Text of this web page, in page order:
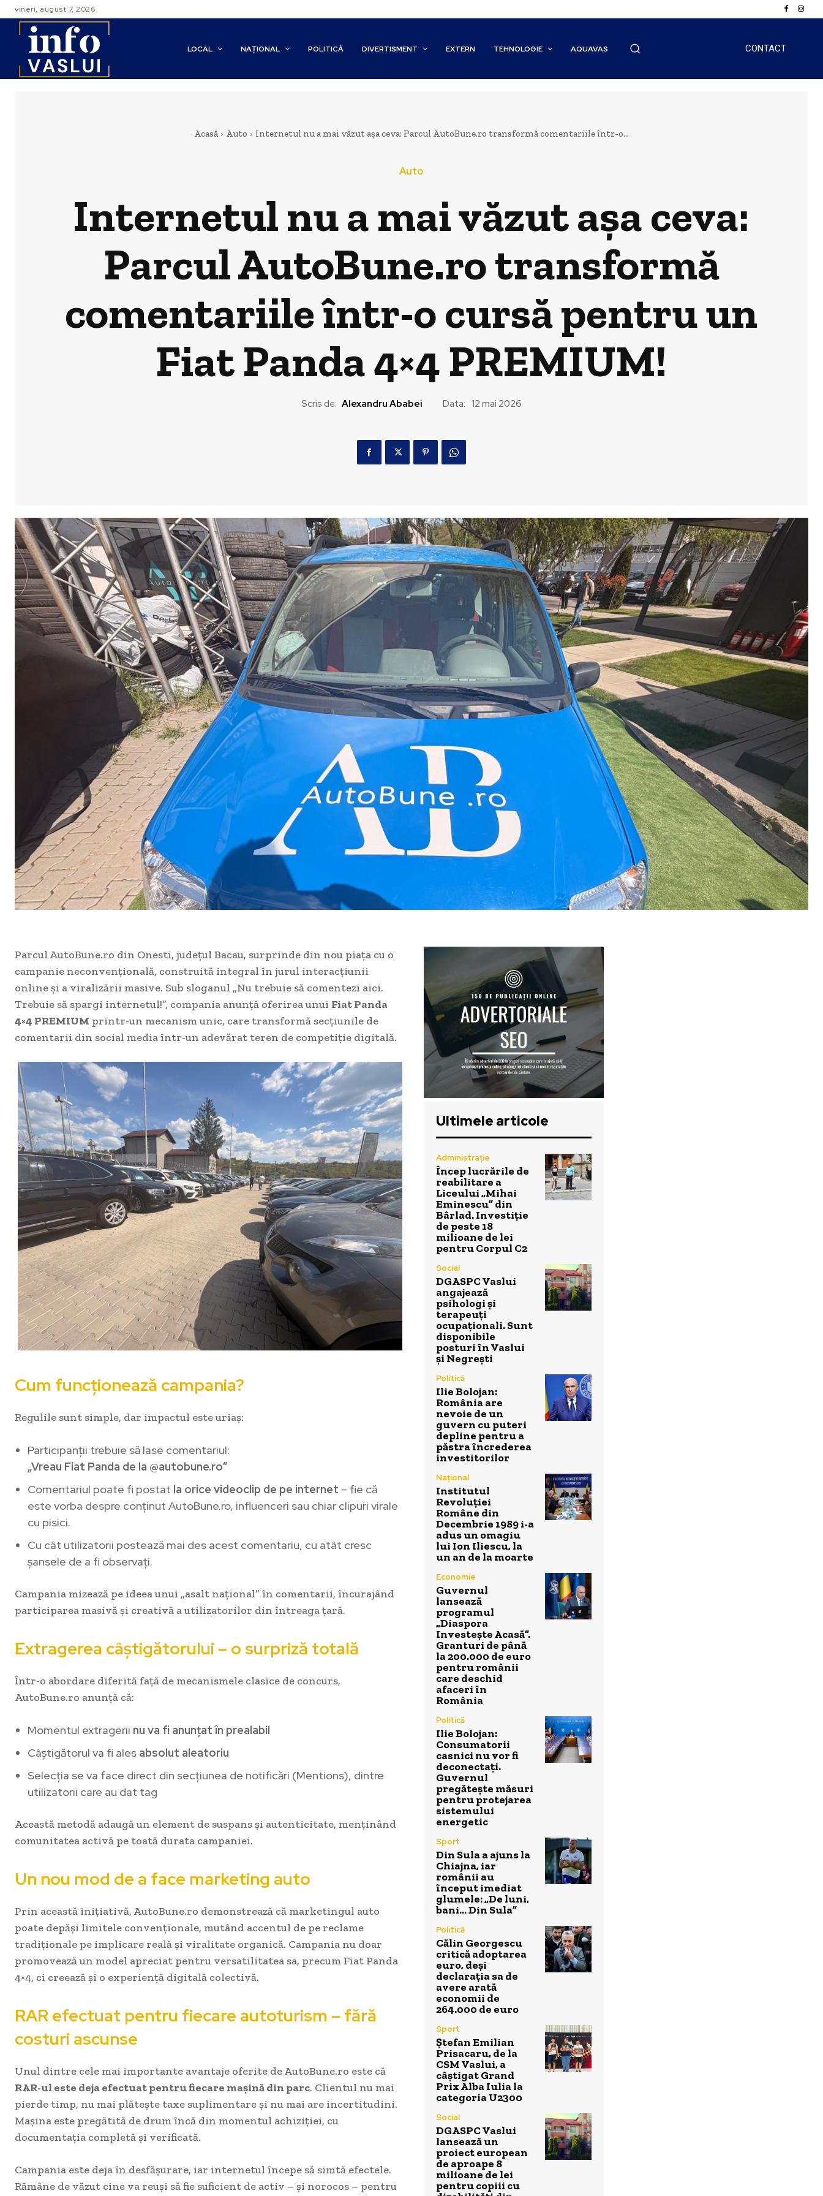
vineri, august 7, 2026
LOCAL NAȚIONAL POLITICĂ DIVERTISMENT EXTERN TEHNOLOGIE AQUAVAS CONTACT
Acasă Auto Internetul nu a mai văzut așa ceva: Parcul AutoBune.ro transformă comentariile într-o...
Auto
Internetul nu a mai văzut așa ceva:
Parcul AutoBune.ro transformă
comentariile într-o cursă pentru un
Fiat Panda 4×4 PREMIUM!
Scris de: Alexandru Ababei Data: 12 mai 2026
Parcul AutoBune.ro din Onesti, județul Bacau, surprinde din nou piața cu o
campanie neconvențională, construită integral în jurul interacțiunii
online și a viralizării masive. Sub sloganul „Nu trebuie să comentezi aici.
Trebuie să spargi internetul!”, compania anunță oferirea unui Fiat Panda
4×4 PREMIUM printr-un mecanism unic, care transformă secțiunile de
comentarii din social media într-un adevărat teren de competiție digitală.
Cum funcționează campania?
Regulile sunt simple, dar impactul este uriaș:
Participanții trebuie să lase comentariul:
„Vreau Fiat Panda de la @autobune.ro”
Comentariul poate fi postat la orice videoclip de pe internet – fie că
este vorba despre conținut AutoBune.ro, influenceri sau chiar clipuri virale
cu pisici.
Cu cât utilizatorii postează mai des acest comentariu, cu atât cresc
șansele de a fi observați.
Campania mizează pe ideea unui „asalt național” în comentarii, încurajând
participarea masivă și creativă a utilizatorilor din întreaga țară.
Extragerea câștigătorului – o surpriză totală
Într-o abordare diferită față de mecanismele clasice de concurs,
AutoBune.ro anunță că:
Momentul extragerii nu va fi anunțat în prealabil
Câștigătorul va fi ales absolut aleatoriu
Selecția se va face direct din secțiunea de notificări (Mentions), dintre
utilizatorii care au dat tag
Această metodă adaugă un element de suspans și autenticitate, menținând
comunitatea activă pe toată durata campaniei.
Un nou mod de a face marketing auto
Prin această inițiativă, AutoBune.ro demonstrează că marketingul auto
poate depăși limitele convenționale, mutând accentul de pe reclame
tradiționale pe implicare reală și viralitate organică. Campania nu doar
promovează un model apreciat pentru versatilitatea sa, precum Fiat Panda
4×4, ci creează și o experiență digitală colectivă.
RAR efectuat pentru fiecare autoturism – fără
costuri ascunse
Unul dintre cele mai importante avantaje oferite de AutoBune.ro este că
RAR-ul este deja efectuat pentru fiecare mașină din parc. Clientul nu mai
pierde timp, nu mai plătește taxe suplimentare și nu mai are incertitudini.
Mașina este pregătită de drum încă din momentul achiziției, cu
documentația completă și verificată.
Campania este deja în desfășurare, iar internetul începe să simtă efectele.
Rămâne de văzut cine va reuși să fie suficient de activ – și norocos – pentru
Ultimele articole
Administrație
Încep lucrările de
reabilitare a
Liceului „Mihai
Eminescu” din
Bârlad. Investiție
de peste 18
milioane de lei
pentru Corpul C2
Social
DGASPC Vaslui
angajează
psihologi și
terapeuți
ocupaționali. Sunt
disponibile
posturi în Vaslui
și Negrești
Politică
Ilie Bolojan:
România are
nevoie de un
guvern cu puteri
depline pentru a
păstra încrederea
investitorilor
Național
Institutul
Revoluției
Române din
Decembrie 1989 i-a
adus un omagiu
lui Ion Iliescu, la
un an de la moarte
Economie
Guvernul
lansează
programul
„Diaspora
Investește Acasă”.
Granturi de până
la 200.000 de euro
pentru românii
care deschid
afaceri în
România
Politică
Ilie Bolojan:
Consumatorii
casnici nu vor fi
deconectați.
Guvernul
pregătește măsuri
pentru protejarea
sistemului
energetic
Sport
Din Sula a ajuns la
Chiajna, iar
românii au
început imediat
glumele: „De luni,
bani… Din Sula”
Politică
Călin Georgescu
critică adoptarea
euro, deși
declarația sa de
avere arată
economii de
264.000 de euro
Sport
Ștefan Emilian
Prisacaru, de la
CSM Vaslui, a
câștigat Grand
Prix Alba Iulia la
categoria U2300
Social
DGASPC Vaslui
lansează un
proiect european
de aproape 8
milioane de lei
pentru copiii cu